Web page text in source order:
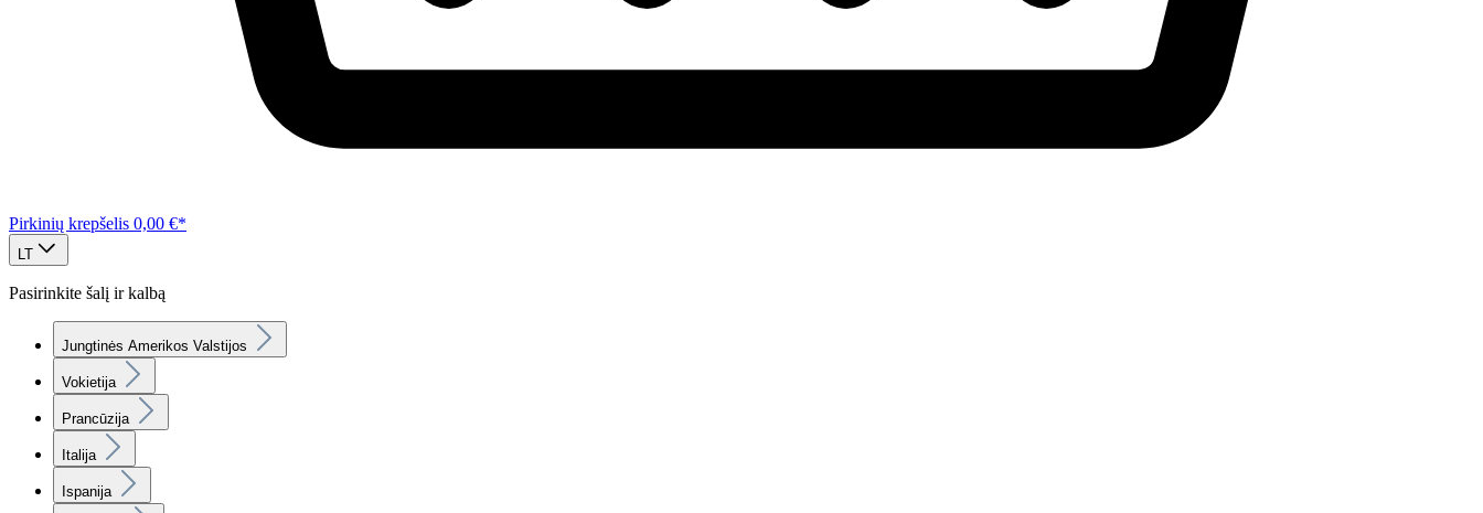
Pirkinių krepšelis 0,00 €*
LT
Pasirinkite šalį ir kalbą
Jungtinės Amerikos Valstijos
Vokietija
Prancūzija
Italija
Ispanija